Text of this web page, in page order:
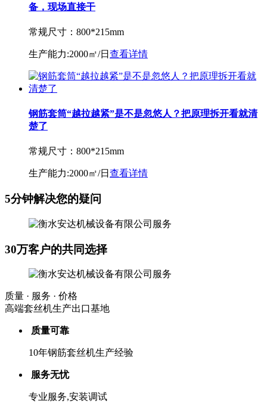
备，现场直接干
常规尺寸： 800*215mm
生产能力:2000㎡/日 查看详情
钢筋套筒“越拉越紧”是不是忽悠人？把原理拆开看就清
楚了
常规尺寸： 800*215mm
生产能力:2000㎡/日 查看详情
5分钟解决您的疑问
30万客户的共同选择
质量 · 服务 · 价格
高端套丝机生产出口基地
质量可靠
10年钢筋套丝机生产经验
服务无忧
专业服务,安装调试